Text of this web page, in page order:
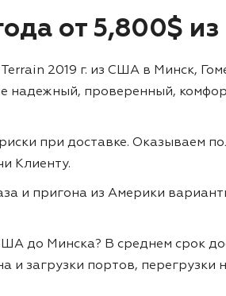
от 5,800$
2019 г. из США в Минск,
надежный, проверенный,
при доставке. Оказываем
Клиенту.
и пригона из Америки
до Минска? В среднем срок
и загрузки портов,